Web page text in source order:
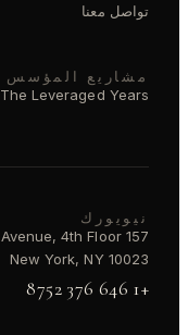
تواصل معنا
مشاريع المؤسس
The Leveraged Years
نيويورك
157 Columbus Avenue, 4th Floor
New York, NY 10023
+1 646 376 8752